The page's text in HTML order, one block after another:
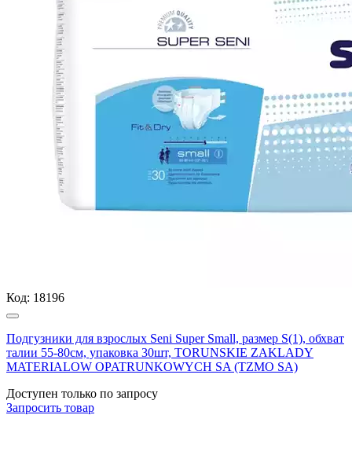
Код: 18196
Подгузники для взрослых Seni Super Small, размер S(1), обхват
талии 55-80см, упаковка 30шт, TORUNSKIE ZAKLADY
MATERIALOW OPATRUNKOWYCH SA (TZMO SA)
Доступен только по запросу
Запросить товар